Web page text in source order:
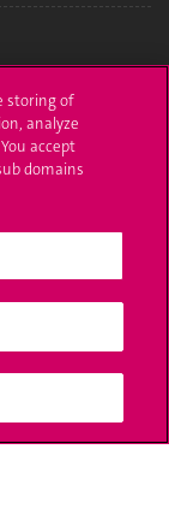
storing of
analyze
accept
domains